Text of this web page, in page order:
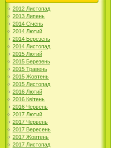
2012 Листопад
2013 Липень
2014 Січень
2014 Лютий
2014 Березень
2014 Листопад
2015 Лютий
2015 Березень
2015 Травень
2015 Жовтень
2015 Листопад
2016 Лютий
2016 Квітень
2016 Червень
2017 Лютий
2017 Червень
2017 Вересень
2017 Жовтень
2017 Листопад